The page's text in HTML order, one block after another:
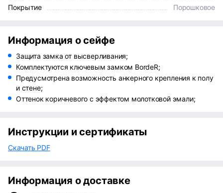
Покрытие
Порошковое
Информация о сейфе
Защита замка от высверливания;
Комплектуются ключевым замком BordeR;
Предусмотрена возможность анкерного крепления к полу
и стене;
Оттенок коричневого с эффектом молотковой эмали;
Инструкции и сертификаты
Скачать PDF
Информация о доставке